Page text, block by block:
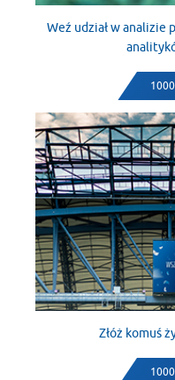
Weź udział w analizie
Złóż komuś